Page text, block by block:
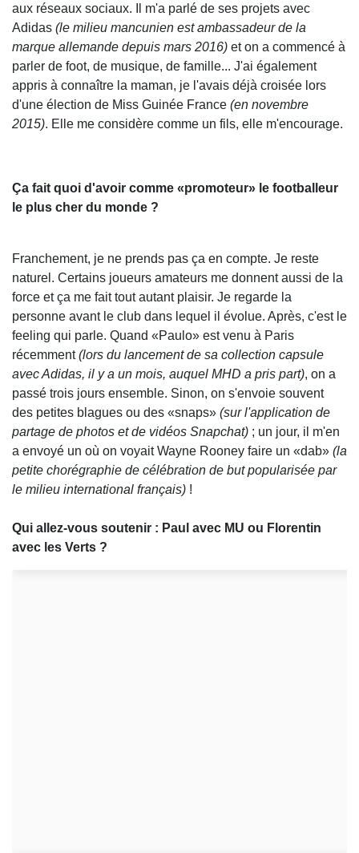
aux réseaux sociaux. Il m'a parlé de ses projets avec
Adidas (le milieu mancunien est ambassadeur de la
marque allemande depuis mars 2016) et on a commencé à
parler de foot, de musique, de famille... J'ai également
appris à connaître la maman, je l'avais déjà croisée lors
d'une élection de Miss Guinée France (en novembre
2015). Elle me considère comme un fils, elle m'encourage.
Ça fait quoi d'avoir comme «promoteur» le footballeur
le plus cher du monde ?
Franchement, je ne prends pas ça en compte. Je reste
naturel. Certains joueurs amateurs me donnent aussi de la
force et ça me fait tout autant plaisir. Je regarde la
personne avant le club dans lequel il évolue. Après, c'est le
feeling qui parle. Quand «Paulo» est venu à Paris
récemment(lors du lancement de sa collection capsule
avec Adidas, il y a un mois, auquel MHD a pris part), on a
passé trois jours ensemble. Sinon, on s'envoie souvent
des petites blagues ou des «snaps» (sur l'application de
partage de photos et de vidéos Snapchat) ; un jour, il m'en
a envoyé un où on voyait Wayne Rooney faire un «dab» (la
petite chorégraphie de célébration de but popularisée par
le milieu international français) !
Qui allez-vous soutenir : Paul avec MU ou Florentin
avec les Verts ?